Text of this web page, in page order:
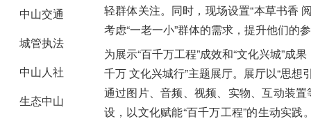
中山交通
城管执法
中山人社
生态中山
轻群体关注。同时，现场设置“本草书香
考虑“一老一小”群体的需求，提升他们的
为展示“百千万工程”成效和“文化兴城”成
千万 文化兴城行”主题展厅。展厅以“思
通过图片、音频、视频、实物、互动装
设，以文化赋能“百千万工程”的生动实